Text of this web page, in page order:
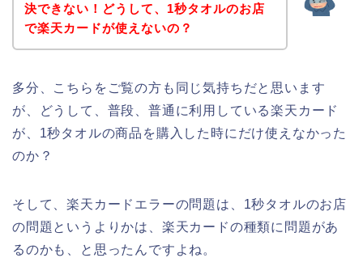
決できない！どうして、1秒タオルのお店
で楽天カードが使えないの？
多分、こちらをご覧の方も同じ気持ちだと思います
が、どうして、普段、普通に利用している楽天カード
が、1秒タオルの商品を購入した時にだけ使えなかった
のか？
そして、楽天カードエラーの問題は、1秒タオルのお店
の問題というよりかは、楽天カードの種類に問題があ
るのかも、と思ったんですよね。